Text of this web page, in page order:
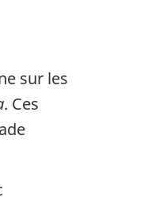
sur les
. Ces